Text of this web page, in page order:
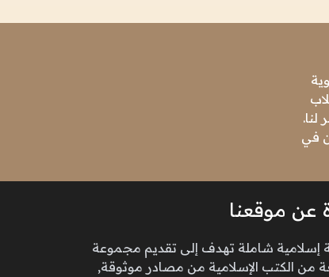
في
عن موقعنا
إسلامية شاملة تهدف إلى تقديم مجموعة
من الكتب الإسلامية من مصادر موثوقة,